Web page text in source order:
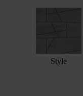
Style